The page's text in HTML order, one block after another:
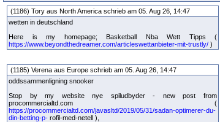
(1186) Tory aus North America schrieb am 05. Aug 26, 14:47
wetten in deutschland
Here is my homepage; Basketball Nba Wett Tipps (
https://www.beyondthedreamer.com/articleswettanbieter-mit-trustly/ )
(1185) Verena aus Europe schrieb am 05. Aug 26, 14:47
oddssammenligning snooker
Stop by my website nye spiludbyder - new post from
procommercialtd.com (
https://procommercialtd.com/javasltd/2019/05/31/sadan-optimerer-du-
din-betting-p- rofil-med-netell ),